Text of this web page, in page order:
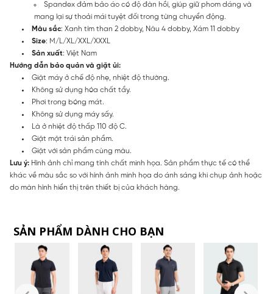
Spandex đảm bảo áo có độ đàn hồi, giúp giữ phom dáng và
mang lại sự thoải mái tuyệt đối trong từng chuyển động.
Màu sắc: Xanh tím than 2 dobby, Nâu 4 dobby, Xám 11 dobby
Size: M/L/XL/XXL/XXXL
Sản xuất: Việt Nam
Hướng dẫn bảo quản và giặt ủi:
Giặt máy ở chế độ nhẹ, nhiệt độ thường.
Không sử dụng hóa chất tẩy.
Phơi trong bóng mát.
Không sử dụng máy sấy.
Là ở nhiệt độ thấp 110 độ C.
Giặt mặt trái sản phẩm.
Giặt với sản phẩm cùng màu.
Lưu ý: Hình ảnh chỉ mang tính chất minh họa. Sản phẩm thực tế có thể
khác về màu sắc so với hình ảnh minh họa do ánh sáng khi chụp ảnh hoặc
do màn hình hiển thị trên thiết bị của khách hàng.
SẢN PHẨM DÀNH CHO BẠN